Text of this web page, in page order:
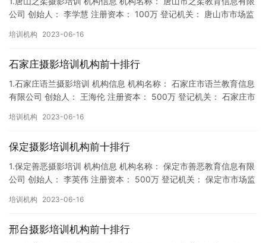
公司 创始人： 李学慧 注册资本： 100万 登记机关： 唐山市市场监
培训机构 2023-06-16
石家庄摄影培训机构前十排行
1.石家庄语兰摄影培训 机构信息 机构名称： 石家庄市语兰教育信息
有限公司 创始人： 王海伦 注册资本： 500万 登记机关： 石家庄市
培训机构 2023-06-16
保定摄影培训机构前十排行
1.保定善恶摄影培训 机构信息 机构名称： 保定市善恶教育信息有限
公司 创始人： 李英伟 注册资本： 500万 登记机关： 保定市市场监
培训机构 2023-06-16
邢台摄影培训机构前十排行